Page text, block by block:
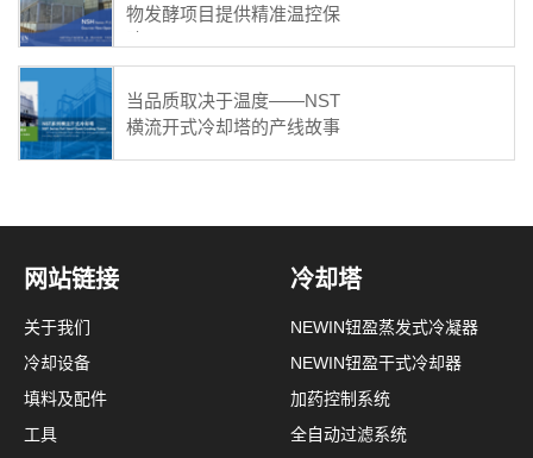
物发酵项目提供精准温控保
当品质取决于温度——NST
横流开式冷却塔的产线故事
网站链接
关于我们
冷却设备
填料及配件
工具
冷却塔
NEWIN钮盈蒸发式冷凝器
NEWIN钮盈干式冷却器
加药控制系统
全自动过滤系统